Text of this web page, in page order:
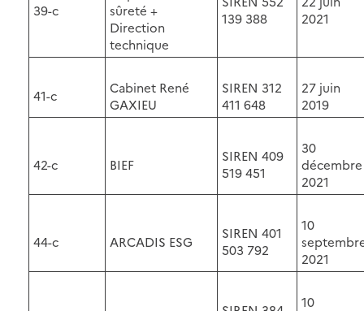
39-c
sûreté +
Direction
technique
139 388
2021
41-c
Cabinet René
GAXIEU
SIREN 312
411 648
27 juin
2019
42-c BIEF
SIREN 409
519 451
30
décembre
2021
44-c ARCADIS ESG
SIREN 401
503 792
10
2021
10